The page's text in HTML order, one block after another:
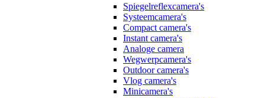
Spiegelreflexcamera's
Systeemcamera's
Compact camera's
Instant camera's
Analoge camera
Wegwerpcamera's
Outdoor camera's
Vlog camera's
Minicamera's